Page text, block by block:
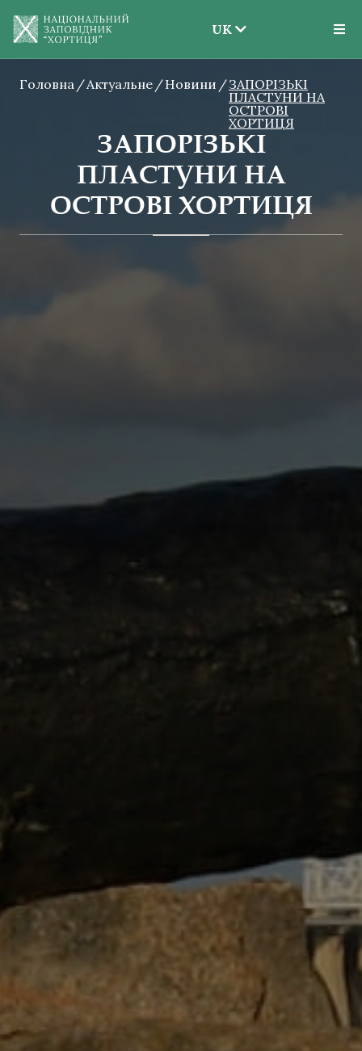
UK
EN
UK
Головна Актуальне Новини
ЗАПОРІЗЬКІ
ПЛАСТУНИ НА
ОСТРОВІ
ХОРТИЦЯ
ЗАПОРІЗЬКІ
ПЛАСТУНИ НА
ОСТРОВІ ХОРТИЦЯ